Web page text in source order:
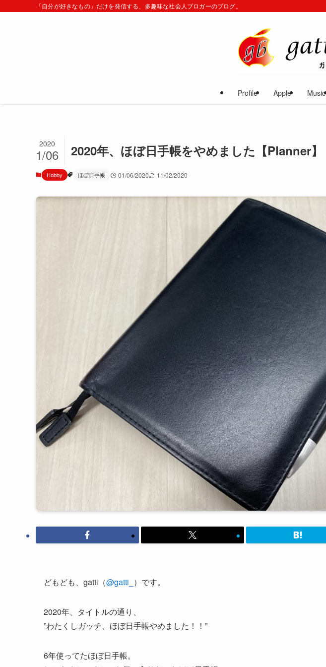
「自分が好きなもの」だけを発信する、多趣味な社会人ブロガーのブログ。
Profile Apple Music
2020年、ほぼ日手帳をやめました【Planner】
2020
1/06
Hobby ほぼ日手帳 01/06/2020 11/02/2020
どもども、gatti（@gatti_ ）です。
2020年、タイトルの通り、
”わたくしガッチ、ほぼ日手帳やめました！！”
6年使ってたほぼ日手帳。